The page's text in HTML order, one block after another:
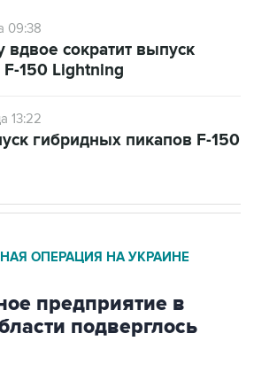
150 Lightning
13:22
предприятие в
подверглось
INTERFAX.RU - Губернатор